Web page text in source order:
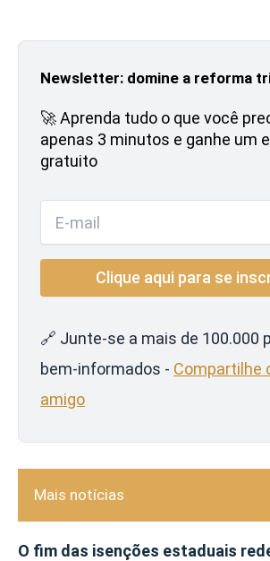
Newsletter: domine a reforma
🚀 Aprenda tudo o que você
apenas 3 minutos e ganhe um
gratuito
🔗 Junte-se a mais de 100.000
bem-informados - Compartilhe
amigo
Mais notícias
O fim das isenções estaduais